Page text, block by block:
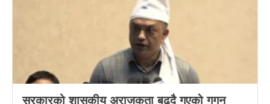
सरकारको शासकीय अराजकता बढ्दै गएको गगन